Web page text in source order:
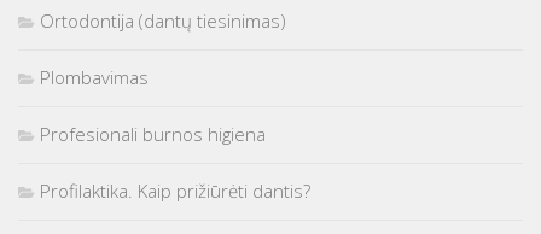
Ortodontija (dantų tiesinimas)
Plombavimas
Profesionali burnos higiena
Profilaktika. Kaip prižiūrėti dantis?